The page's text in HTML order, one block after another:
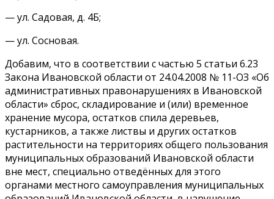
— ул. Садовая, д. 4Б;
— ул. Сосновая.
Добавим, что в соответствии с частью 5 статьи 6.23
Закона Ивановской области от 24.04.2008 № 11-ОЗ «Об
административных правонарушениях в Ивановской
области» сброс, складирование и (или) временное
хранение мусора, остатков спила деревьев,
кустарников, а также листвы и других остатков
растительности на территориях общего пользования
муниципальных образований Ивановской области
вне мест, специально отведённых для этого
органами местного самоуправления муниципальных